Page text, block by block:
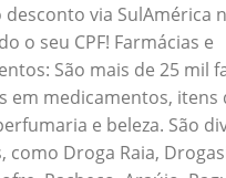
via SulAmérica
o seu CPF! Farmácias e
São mais de 25 mil
em medicamentos, itens
e beleza. São
como Droga Raia,